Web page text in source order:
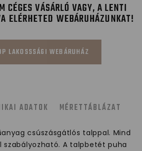
CÉGES VÁSÁRLÓ VAGY, A LENTI
ELÉRHETED WEBÁRUHÁZUNKAT!
LAKOSSSÁGI WEBÁRUHÁZ
ADATOK MÉRETTÁBLÁZAT
csúszásgátlós talppal. Mind
szabályozható. A talpbetét puha